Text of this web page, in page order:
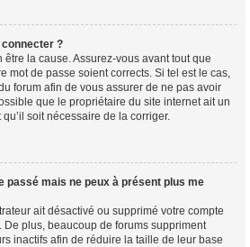
connecter ?
la cause. Assurez-vous avant tout que
mot de passe soient corrects. Si tel est le cas,
forum afin de vous assurer de ne pas avoir
que le propriétaire du site internet ait un
soit nécessaire de la corriger.
passé mais ne peux à présent plus me
ait désactivé ou supprimé votre compte
plus, beaucoup de forums suppriment
inactifs afin de réduire la taille de leur base